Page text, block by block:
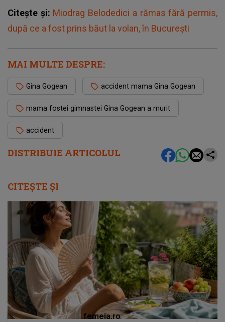
DISTRIBUIE ARTICOLUL
Citește și: Miodrag Belodedici a rămas fără permis,
după ce a fost prins băut la volan, în București
MAI MULTE DESPRE:
Gina Gogean accident mama Gina Gogean
mama fostei gimnastei Gina Gogean a murit
accident
CITEȘTE ȘI
femeia.ro